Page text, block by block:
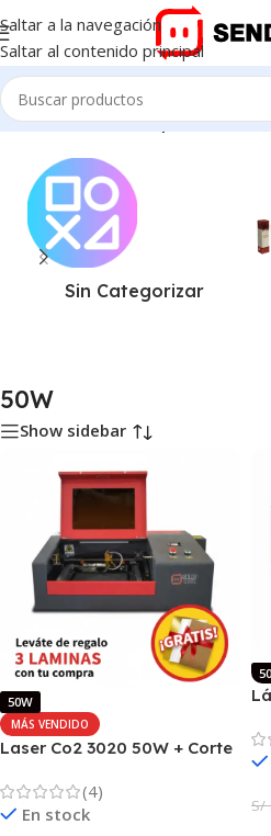
Saltar a la navegación
Saltar al contenido principal
Inicio/Productos etiquetados
Sin Categorizar
50W
Show sidebar
50W
MÁS VENDIDO
Laser Co2 3020 50W + Corte
(4)
En stock
S/